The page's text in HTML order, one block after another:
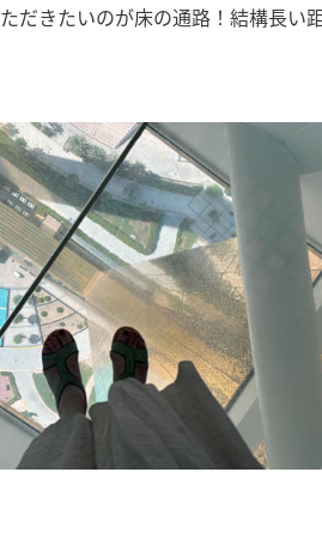
だきたいのが床の通路！結構長